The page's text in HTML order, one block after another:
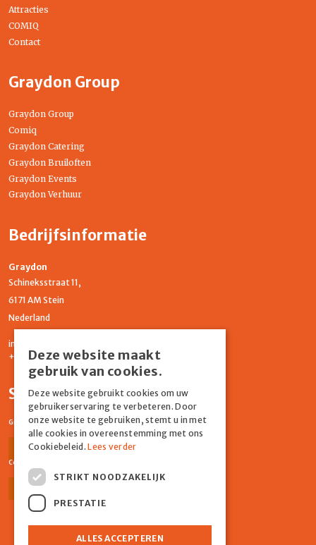
Attracties
COMIQ
Contact
Graydon Group
Graydon Group
Comiq
Graydon Catering
Graydon Bruiloften
Graydon Events
Graydon Verhuur
Bedrijfsinformatie
Graydon
Schineksstraat 11,
6171 AM Stein
Nederland
info@graydonevents.nl
+316 11435859
Social media
Graydon Events
Facebook Instagram
Comiq
Facebook
Deze website maakt
gebruik van cookies.
Deze website gebruikt cookies om uw
gebruikerservaring te verbeteren. Door
onze website te gebruiken, stemt u in met
alle cookies in overeenstemming met ons
Cookiebeleid.Lees verder
STRIKT NOODZAKELIJK
PRESTATIE
ALLES ACCEPTEREN